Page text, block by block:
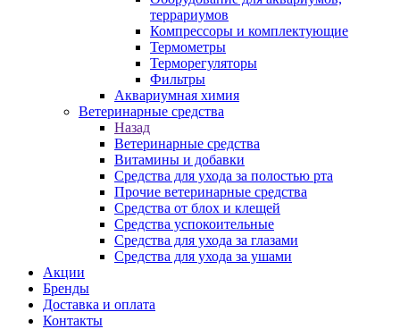
террариумов
Компрессоры и комплектующие
Термометры
Терморегуляторы
Фильтры
Аквариумная химия
Ветеринарные средства
Назад
Ветеринарные средства
Витамины и добавки
Средства для ухода за полостью рта
Прочие ветеринарные средства
Средства от блох и клещей
Средства успокоительные
Средства для ухода за глазами
Средства для ухода за ушами
Акции
Бренды
Доставка и оплата
Контакты